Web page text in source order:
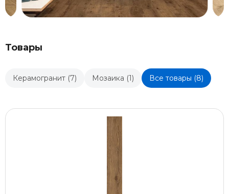
Товары
Керамогранит (7) Мозаика (1) Все товары (8)